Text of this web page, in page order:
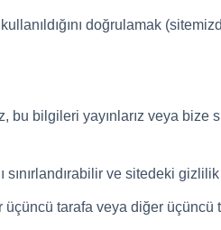
doğrulamak
bilgileri yayınlarız veya bize
sınırlandırabilir ve sitedeki
tarafa veya diğer üçüncü